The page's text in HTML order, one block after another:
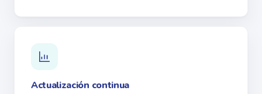
Actualización continua